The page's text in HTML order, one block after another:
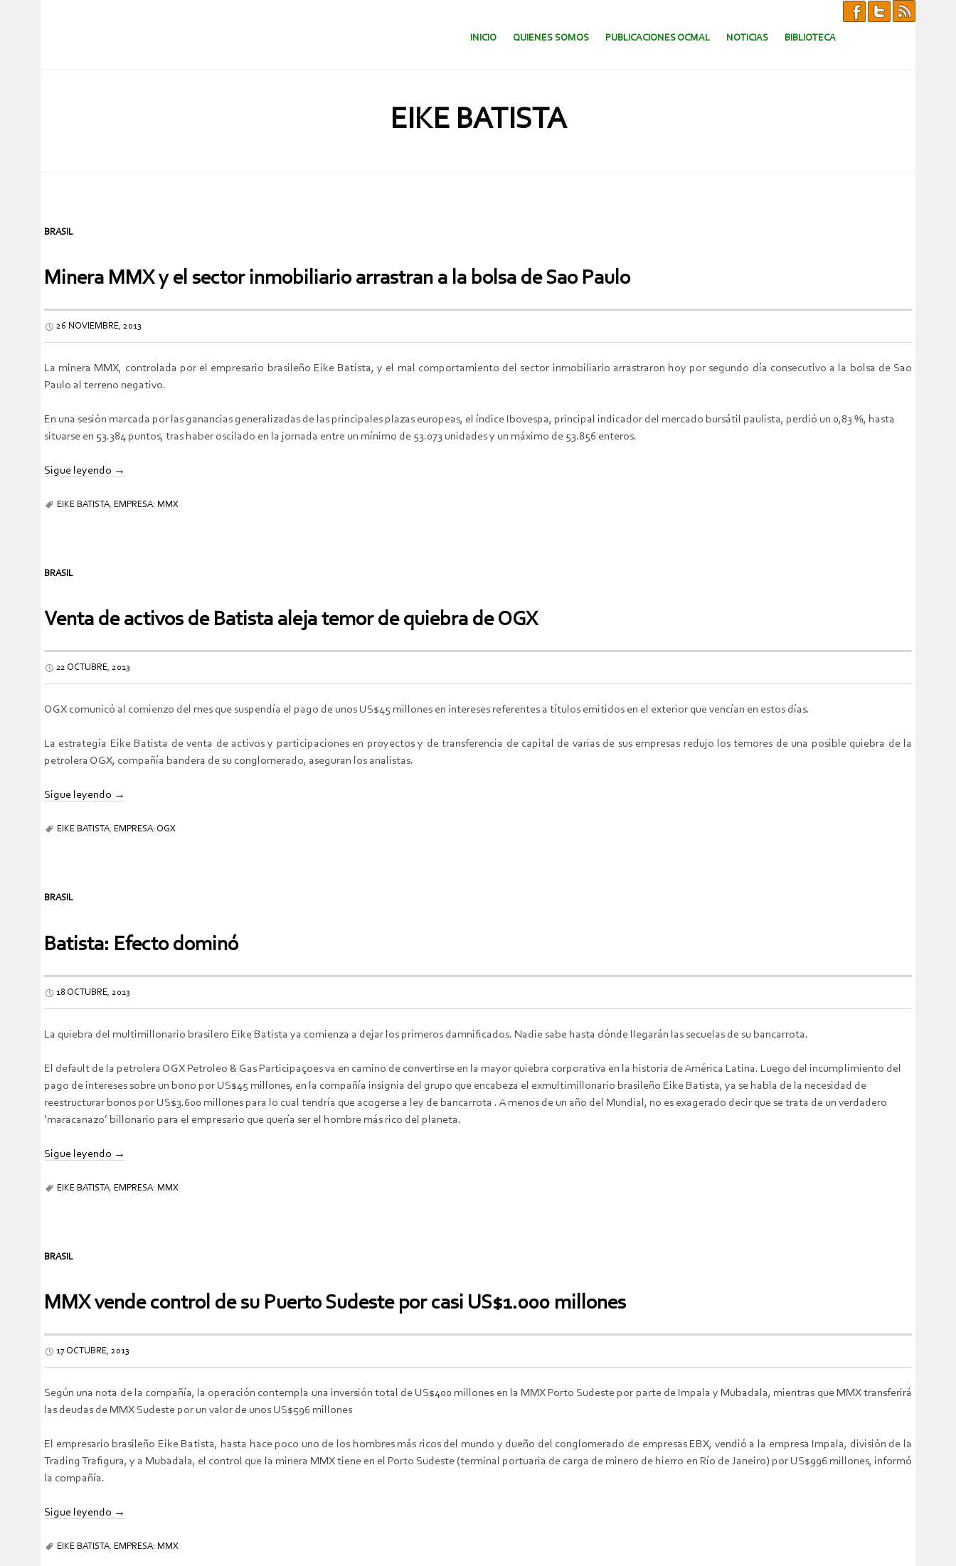
SALTAR AL CONTENIDO.
INICIO QUIENES SOMOS PUBLICACIONES OCMAL NOTICIAS BIBLIOTECA
EIKE BATISTA
BRASIL
Minera MMX y el sector inmobiliario arrastran a la bolsa de Sao Paulo
26 NOVIEMBRE, 2013
La minera MMX, controlada por el empresario brasileño Eike Batista, y el mal comportamiento del sector inmobiliario arrastraron hoy por segundo día consecutivo a la bolsa de Sao
Paulo al terreno negativo.
En una sesión marcada por las ganancias generalizadas de las principales plazas europeas, el índice Ibovespa, principal indicador del mercado bursátil paulista, perdió un 0,83 %, hasta
situarse en 53.384 puntos, tras haber oscilado en la jornada entre un mínimo de 53.073 unidades y un máximo de 53.856 enteros.
Sigue leyendo →
EIKE BATISTA, EMPRESA: MMX
BRASIL
Venta de activos de Batista aleja temor de quiebra de OGX
22 OCTUBRE, 2013
OGX comunicó al comienzo del mes que suspendía el pago de unos US$45 millones en intereses referentes a títulos emitidos en el exterior que vencían en estos días.
La estrategia Eike Batista de venta de activos y participaciones en proyectos y de transferencia de capital de varias de sus empresas redujo los temores de una posible quiebra de la
petrolera OGX, compañía bandera de su conglomerado, aseguran los analistas.
Sigue leyendo →
EIKE BATISTA, EMPRESA: OGX
BRASIL
Batista: Efecto dominó
18 OCTUBRE, 2013
La quiebra del multimillonario brasilero Eike Batista ya comienza a dejar los primeros damnificados. Nadie sabe hasta dónde llegarán las secuelas de su bancarrota.
El default de la petrolera OGX Petroleo & Gas Participaçoes va en camino de convertirse en la mayor quiebra corporativa en la historia de América Latina. Luego del incumplimiento del
pago de intereses sobre un bono por US$45 millones, en la compañía insignia del grupo que encabeza el exmultimillonario brasileño Eike Batista, ya se habla de la necesidad de
reestructurar bonos por US$3.600 millones para lo cual tendría que acogerse a ley de bancarrota . A menos de un año del Mundial, no es exagerado decir que se trata de un verdadero
‘maracanazo’ billonario para el empresario que quería ser el hombre más rico del planeta.
Sigue leyendo →
EIKE BATISTA EMPRESA: MMX
BRASIL
MMX vende control de su Puerto Sudeste por casi US$1.000 millones
17 OCTUBRE, 2013
Según una nota de la compañía, la operación contempla una inversión total de US$400 millones en la MMX Porto Sudeste por parte de Impala y Mubadala, mientras que MMX transferirá
las deudas de MMX Sudeste por un valor de unos US$596 millones
El empresario brasileño Eike Batista, hasta hace poco uno de los hombres más ricos del mundo y dueño del conglomerado de empresas EBX, vendió a la empresa Impala, división de la
Trading Trafigura, y a Mubadala, el control que la minera MMX tiene en el Porto Sudeste (terminal portuaria de carga de minero de hierro en Río de Janeiro) por US$996 millones, informó
la compañía.
Sigue leyendo →
EIKE BATISTA, EMPRESA: MMX